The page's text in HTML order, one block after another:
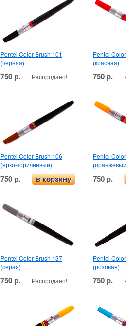
Pentel Color Brush 101
(черная)
750 р. Распродано!
Pentel
(красная)
750 р.
Pentel Color Brush 106
(ярко-коричневый)
750 р. в корзину
Pentel
750 р.
Pentel Color Brush 137
(серая)
750 р. Распродано!
Pentel
(розовая)
750 р.